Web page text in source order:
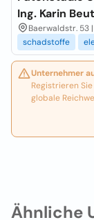
Ähnliche
Ing. Karin
Baerwaldstr. 53 |
schadstoffe
Unternehmer
Registrieren
globale